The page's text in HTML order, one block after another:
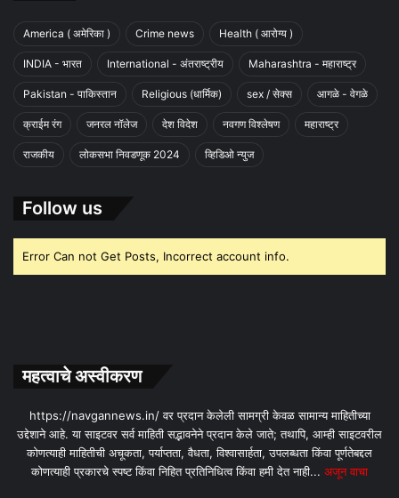
America ( अमेरिका ) Crime news Health ( आरोग्य )
INDIA - भारत International - अंतराष्ट्रीय Maharashtra - महाराष्ट्र
Pakistan - पाकिस्तान Religious (धार्मिक) sex / सेक्स आगळे - वेगळे
क्राईम रंग जनरल नॉलेज देश विदेश नवगण विश्लेषण महाराष्ट्र
राजकीय लोकसभा निवडणूक 2024 व्हिडिओ न्युज
Follow us
Error Can not Get Posts, Incorrect account info.
महत्वाचे अस्वीकरण
https://navgannews.in/ वर प्रदान केलेली सामग्री केवळ सामान्य माहितीच्या
उद्देशाने आहे. या साइटवर सर्व माहिती सद्भावनेने प्रदान केले जाते; तथापि, आम्ही साइटवरील
कोणत्याही माहितीची अचूकता, पर्याप्तता, वैधता, विश्वासार्हता, उपलब्धता किंवा पूर्णतेबद्दल
कोणत्याही प्रकारचे स्पष्ट किंवा निहित प्रतिनिधित्व किंवा हमी देत ​​नाही... अजून वाचा